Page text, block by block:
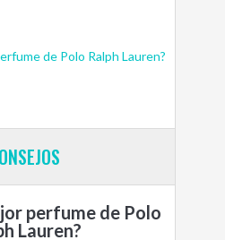
perfume de Polo
Lauren?